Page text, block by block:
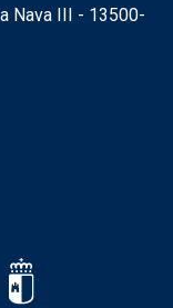
Nava III - 13500-